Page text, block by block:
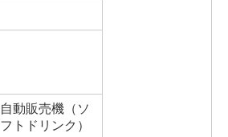
自動販売機（ソ
フトドリンク）